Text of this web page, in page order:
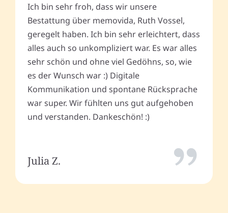
Ich bin sehr froh, dass wir unsere
Bestattung über memovida, Ruth Vossel,
geregelt haben. Ich bin sehr erleichtert, dass
alles auch so unkompliziert war. Es war alles
sehr schön und ohne viel Gedöhns, so, wie
es der Wunsch war :) Digitale
Kommunikation und spontane Rücksprache
war super. Wir fühlten uns gut aufgehoben
und verstanden. Dankeschön! :)
Julia Z.